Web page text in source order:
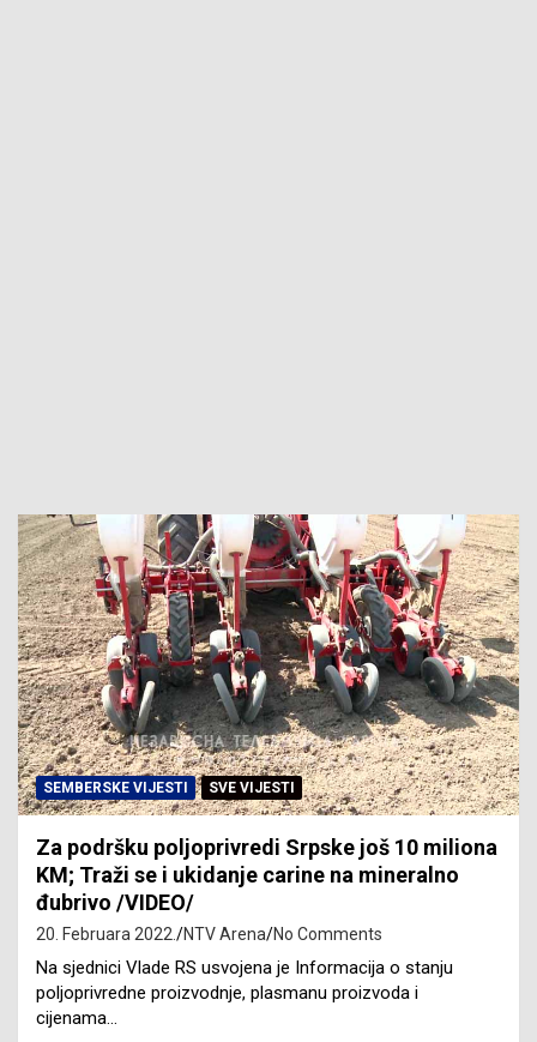
SEMBERSKE VIJESTI SVE VIJESTI
Za podršku poljoprivredi Srpske još 10 miliona
KM; Traži se i ukidanje carine na mineralno
đubrivo /VIDEO/
20. Februara 2022. NTV Arena No Comments
Na sjednici Vlade RS usvojena je Informacija o stanju
poljoprivredne proizvodnje, plasmanu proizvoda i
cijenama…